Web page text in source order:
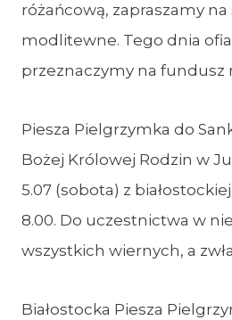
różańcową, zapraszamy
modlitewne. Tego dnia
przeznaczymy na fundusz
Piesza Pielgrzymka do
Bożej Królowej Rodzin w
5.07 (sobota) z
8.00. Do uczestnictwa w
wszystkich wiernych, a
Białostocka Piesza